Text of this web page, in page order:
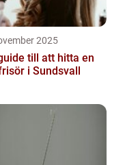
2025
till att hitta en
i Sundsvall